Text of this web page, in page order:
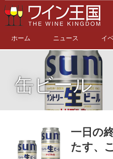
ホーム ニュース イ
缶ビール
一日の
たす、